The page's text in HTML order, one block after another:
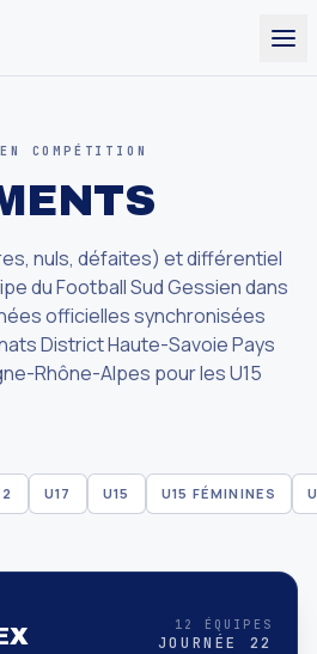
COMPÉTITION
nuls, défaites) et différentiel
du Football Sud Gessien dans
officielles synchronisées
District Haute-Savoie Pays
Rhône-Alpes pour les U15
U17 U15 U15 FÉMININES
12 ÉQUIPES
JOURNÉE 22